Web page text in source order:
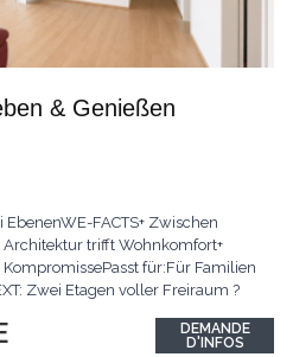
& Genießen
FACTS+ Zwischen
trifft Wohnkomfort+
für:Für Familien
Zwei Etagen voller Freiraum ?
DEMANDE
D'INFOS